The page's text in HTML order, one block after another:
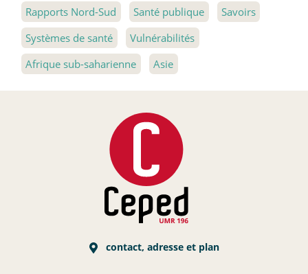
Rapports Nord-Sud
Santé publique
Savoirs
Systèmes de santé
Vulnérabilités
Afrique sub-saharienne
Asie
contact, adresse et plan